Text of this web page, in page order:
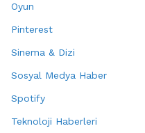
Oyun
Pinterest
Sinema & Dizi
Sosyal Medya Haber
Spotify
Teknoloji Haberleri